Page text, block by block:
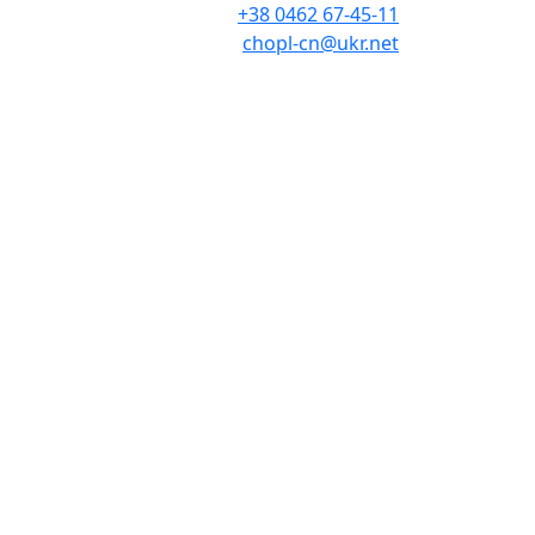
+38 0462 67-45-11
chopl-cn@ukr.net